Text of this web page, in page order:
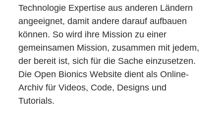
Technologie Expertise aus anderen Ländern
angeeignet, damit andere darauf aufbauen
können. So wird ihre Mission zu einer
gemeinsamen Mission, zusammen mit jedem,
der bereit ist, sich für die Sache einzusetzen.
Die Open Bionics Website dient als Online-
Archiv für Videos, Code, Designs und
Tutorials.